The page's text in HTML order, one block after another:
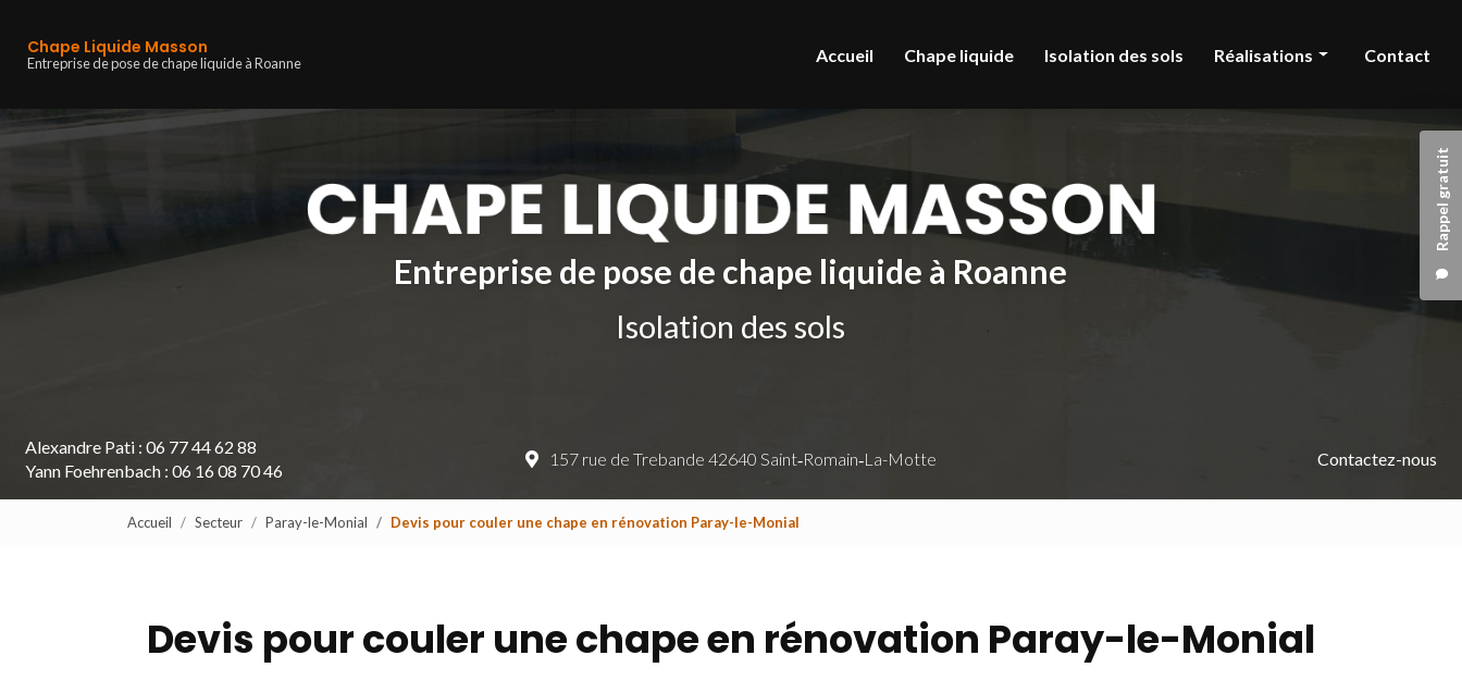
contenu
Chape Liquide Masson
Entreprise de pose de chape liquide à Roanne
Rappel gratuit
Accueil Chape liquide Isolation des sols Réalisations Contact
Entreprise de pose de chape liquide à Roanne
Isolation des sols
Alexandre Pati : 06 77 44 62 88
Yann Foehrenbach : 06 16 08 70 46
157 rue de Trebande 42640 Saint‑Romain‑La-Motte Contactez-nous
Accueil Secteur Paray-le-Monial Devis pour couler une chape en rénovation Paray-le-Monial
Devis pour couler une chape en rénovation Paray-le-Monial